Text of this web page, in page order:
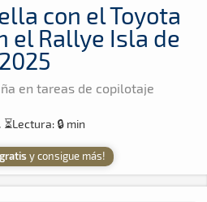
con el Toyota
el Rallye Isla de
en tareas de copilotaje
· ⏳Lectura: 🔒 min
gratis y consigue más!